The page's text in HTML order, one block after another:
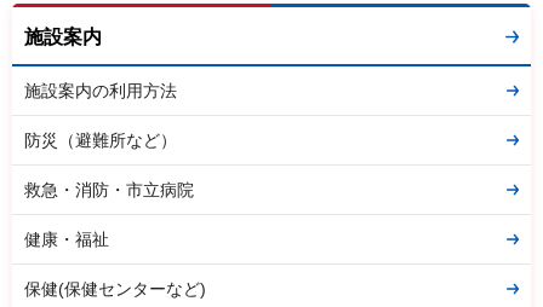
施設案内
施設案内の利用方法
防災（避難所など）
救急・消防・市立病院
健康・福祉
保健(保健センターなど)